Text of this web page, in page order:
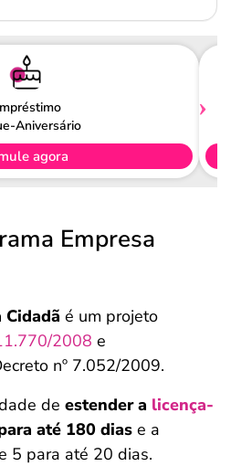
Aniversário
agora
Empresa
Cidadã é um projeto
2008 e
nº 7.052/2009.
de estender a licença-
até 180 dias e a
5 para até 20 dias.